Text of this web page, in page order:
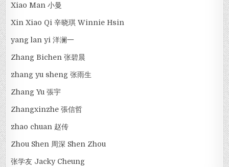
Xiao Man 小曼
Xin Xiao Qi 辛晓琪 Winnie Hsin
yang lan yi 洋澜一
Zhang Bichen 张碧晨
zhang yu sheng 张雨生
Zhang Yu 張宇
Zhangxinzhe 張信哲
zhao chuan 赵传
Zhou Shen 周深 Shen Zhou
张学友 Jacky Cheung